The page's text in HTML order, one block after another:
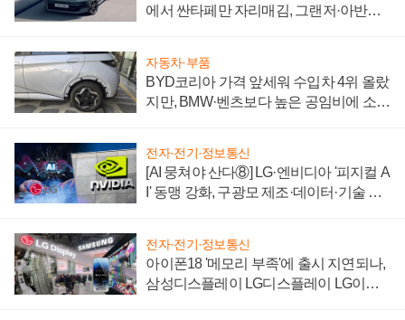
에서 싼타페만 자리매김, 그랜저·아반떼
자동차·부품
BYD코리아 가격 앞세워 수입차 4위 올랐
지만, BMW·벤츠보다 높은 공임비에 소비
전자·전기·정보통신
[AI 뭉쳐야 산다⑧] LG·엔비디아 '피지컬 A
I' 동맹 강화, 구광모 제조·데이터·기술 결
전자·전기·정보통신
아이폰18 '메모리 부족'에 출시 지연되나,
삼성디스플레이 LG디스플레이 LG이노